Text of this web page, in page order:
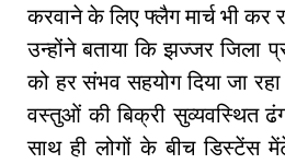
करवाने के लिए फ्लैग मार्च भी कर
उन्होंने बताया कि झज्जर जिला
को हर संभव सहयोग दिया जा
वस्तुओं की बिक्री सुव्यवस्थित
साथ ही लोगों के बीच डिस्टेंस